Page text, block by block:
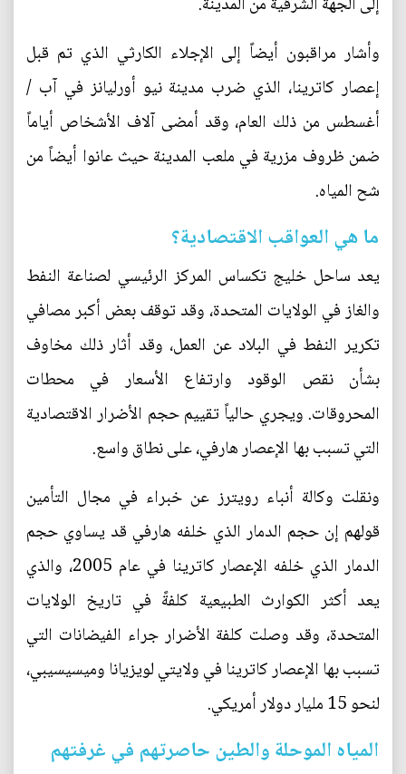
وأشار مراقبون أيضاً إلى الإجلاء الكارثي الذي تم قبل
إعصار كاترينا، الذي ضرب مدينة نيو أورليانز في آب /
أغسطس من ذلك العام، وقد أمضى آلاف الأشخاص أياماً
ضمن ظروف مزرية في ملعب المدينة حيث عانوا أيضاً من
شح المياه.
ما هي العواقب الاقتصادية؟
يعد ساحل خليج تكساس المركز الرئيسي لصناعة النفط
والغاز في الولايات المتحدة، وقد توقف بعض أكبر مصافي
تكرير النفط في البلاد عن العمل، وقد أثار ذلك مخاوف
بشأن نقص الوقود وارتفاع الأسعار في محطات
المحروقات. ويجري حالياً تقييم حجم الأضرار الاقتصادية
التي تسبب بها الإعصار هارفي، على نطاق واسع.
ونقلت وكالة أنباء رويترز عن خبراء في مجال التأمين
قولهم إن حجم الدمار الذي خلفه هارفي قد يساوي حجم
الدمار الذي خلفه الإعصار كاترينا في عام 2005، والذي
يعد أكثر الكوارث الطبيعية كلفةً في تاريخ الولايات
المتحدة، وقد وصلت كلفة الأضرار جراء الفيضانات التي
تسبب بها الإعصار كاترينا في ولايتي لويزيانا وميسيسيبي،
لنحو 15 مليار دولار أمريكي.
المياه الموحلة والطين حاصرتهم في غرفتهم